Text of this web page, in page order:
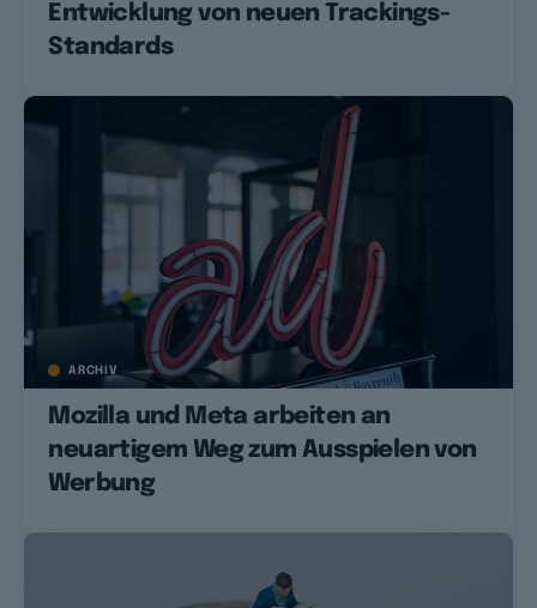
Entwicklung von neuen Trackings-
Standards
ARCHIV
Mozilla und Meta arbeiten an
neuartigem Weg zum Ausspielen von
Werbung